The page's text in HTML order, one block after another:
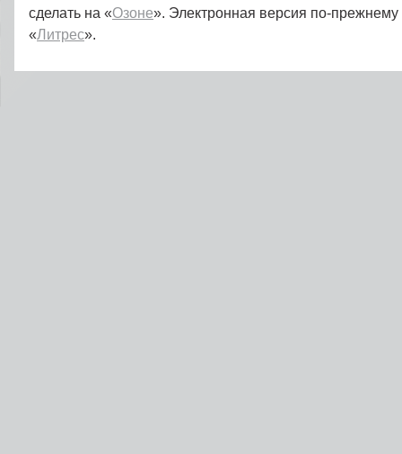
сделать на «Озоне». Электронная версия по-прежнему
«Литрес».